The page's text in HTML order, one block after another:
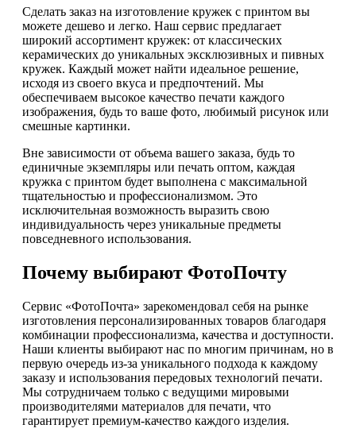
Сделать заказ на изготовление кружек с принтом вы
можете дешево и легко. Наш сервис предлагает
широкий ассортимент кружек: от классических
керамических до уникальных эксклюзивных и пивных
кружек. Каждый может найти идеальное решение,
исходя из своего вкуса и предпочтений. Мы
обеспечиваем высокое качество печати каждого
изображения, будь то ваше фото, любимый рисунок или
смешные картинки.
Вне зависимости от объема вашего заказа, будь то
единичные экземпляры или печать оптом, каждая
кружка с принтом будет выполнена с максимальной
тщательностью и профессионализмом. Это
исключительная возможность выразить свою
индивидуальность через уникальные предметы
повседневного использования.
Почему выбирают ФотоПочту
Сервис «ФотоПочта» зарекомендовал себя на рынке
изготовления персонализированных товаров благодаря
комбинации профессионализма, качества и доступности.
Наши клиенты выбирают нас по многим причинам, но в
первую очередь из-за уникального подхода к каждому
заказу и использования передовых технологий печати.
Мы сотрудничаем только с ведущими мировыми
производителями материалов для печати, что
гарантирует премиум-качество каждого изделия.